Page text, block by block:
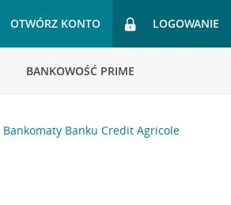
OTWÓRZ KONTO LOGOWANIE
BANKOWOŚĆ PRIME
Bankomaty Banku Credit Agricole